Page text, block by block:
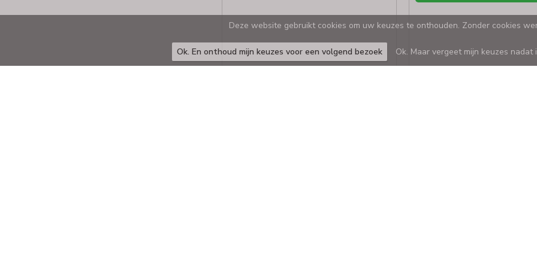
Deze website gebruikt cookies om uw keuzes te onthouden. Zonder cookies
Ok. En onthoud mijn keuzes voor een volgend bezoek Ok. Maar vergeet mijn keuzes